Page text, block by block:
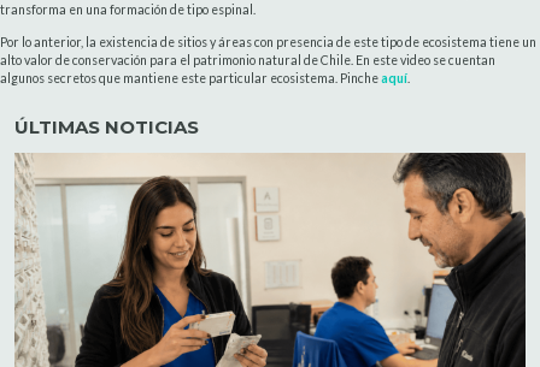
transforma en una formación de tipo espinal.
Por lo anterior, la existencia de sitios y áreas con presencia de este tipo de ecosistema tiene un
alto valor de conservación para el patrimonio natural de Chile. En este video se cuentan
algunos secretos que mantiene este particular ecosistema. Pincheaquí
ÚLTIMAS NOTICIAS